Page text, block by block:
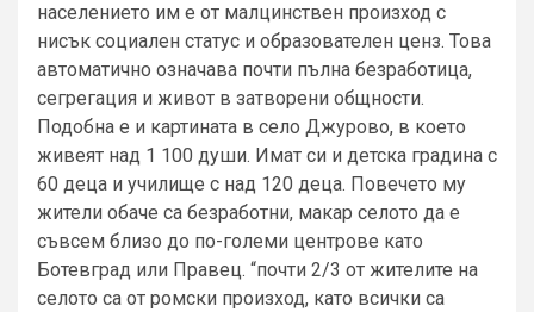
населението им е от малцинствен произход с
нисък социален статус и образователен ценз. Това
автоматично означава почти пълна безработица,
сегрегация и живот в затворени общности.
Подобна е и картината в село Джурово, в което
живеят над 1 100 души. Имат си и детска градина с
60 деца и училище с над 120 деца. Повечето му
жители обаче са безработни, макар селото да е
съвсем близо до по-големи центрове като
Ботевград или Правец. “почти 2/3 от жителите на
селото са от ромски произход, като всички са